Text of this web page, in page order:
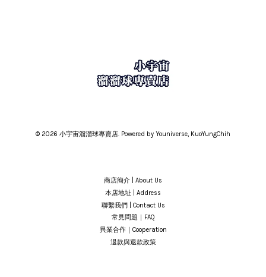
© 2026 小宇宙溜溜球專賣店. Powered by Youniverse, KuoYungChih
商店簡介 | About Us
本店地址 | Address
聯繫我們 | Contact Us
常見問題｜FAQ
異業合作｜Cooperation
退款與退款政策